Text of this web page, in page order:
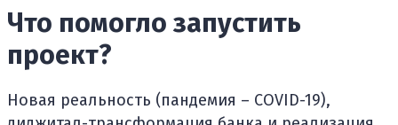
Что помогло запустить
проект?
Новая реальность (пандемия – COVID-19),